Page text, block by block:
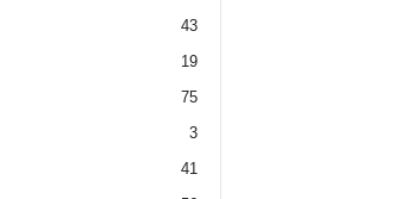
43
19
75
3
41